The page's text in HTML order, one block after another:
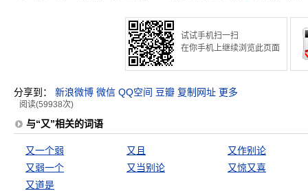
试试手机扫一扫
在你手机上继续浏览此页面
分享到： 新浪微博 微信 QQ空间 豆瓣 复制网址 更多
阅读(59938次)
与“又”相关的词语
又一个弱 又且
又作别论
又弱一个
又当别论
又惊又喜
又道是